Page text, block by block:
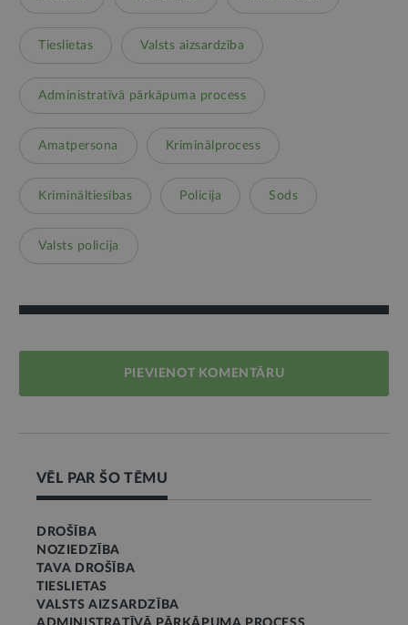
Tieslietas Valsts aizsardzība
Administratīvā pārkāpuma process
Amatpersona Kriminālprocess
Krimināltiesības Policija Sods
Valsts policija
PIEVIENOT KOMENTĀRU
VĒL PAR ŠO TĒMU
DROŠĪBA
NOZIEDZĪBA
TAVA DROŠĪBA
TIESLIETAS
VALSTS AIZSARDZĪBA